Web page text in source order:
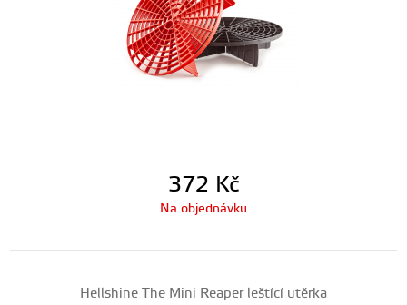
372 Kč
Na objednávku
Hellshine The Mini Reaper leštící utěrka